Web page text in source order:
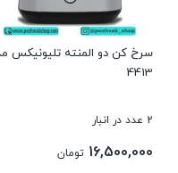
سرخ کن دو المنته تلیونیکس
4413
2 عدد در انبار
16,500,000 تومان